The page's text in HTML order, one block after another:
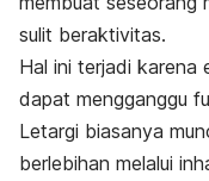
sulit beraktivitas.
Hal ini terjadi karena
dapat mengganggu
Letargi biasanya
berlebihan melalui